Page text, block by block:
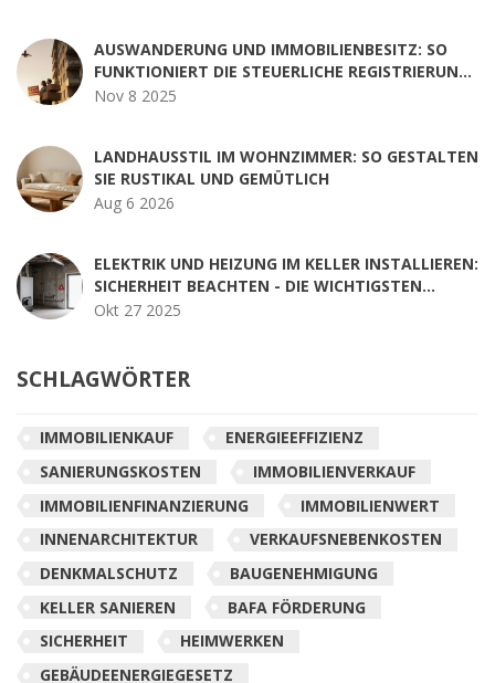
AUSWANDERUNG UND IMMOBILIENBESITZ: SO
FUNKTIONIERT DIE STEUERLICHE REGISTRIERUNG
AB 2025
Nov 8 2025
LANDHAUSSTIL IM WOHNZIMMER: SO GESTALTEN
SIE RUSTIKAL UND GEMÜTLICH
Aug 6 2026
ELEKTRIK UND HEIZUNG IM KELLER INSTALLIEREN:
SICHERHEIT BEACHTEN - DIE WICHTIGSTEN
REGELN FÜR 2025
Okt 27 2025
SCHLAGWÖRTER
IMMOBILIENKAUF
ENERGIEEFFIZIENZ
SANIERUNGSKOSTEN
IMMOBILIENVERKAUF
IMMOBILIENFINANZIERUNG
IMMOBILIENWERT
INNENARCHITEKTUR
VERKAUFSNEBENKOSTEN
DENKMALSCHUTZ
BAUGENEHMIGUNG
KELLER SANIEREN
BAFA FÖRDERUNG
SICHERHEIT
HEIMWERKEN
GEBÄUDEENERGIEGESETZ